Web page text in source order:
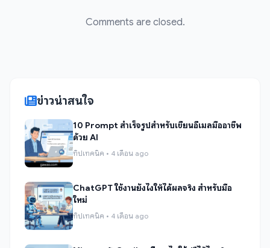
Comments are closed.
ข่าวน่าสนใจ
10 Prompt สำเร็จรูปสำหรับเขียนอีเมลมืออาชีพ
ด้วย AI
ทิปเทคนิค • 4 เดือน ago
ChatGPT ใช้งานยังไงให้ได้ผลจริง สำหรับมือ
ใหม่
ทิปเทคนิค • 4 เดือน ago